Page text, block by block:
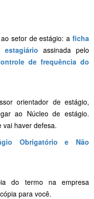
setor de estágio: a ficha
assinada pelo
de frequência do
orientador de estágio,
ao Núcleo de estágio.
vai haver defesa.
Obrigatório e Não
do termo na empresa
para você.